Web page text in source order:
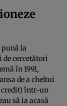
pună la
cercetători
în 1991,
de a cheltui
credit) într-un
să ia acasă